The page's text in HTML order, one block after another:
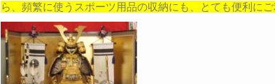
ら、頻繁に使うスポーツ用品の収納にも、とても便利にご